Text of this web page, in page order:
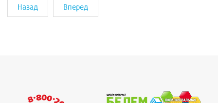
Назад Вперед